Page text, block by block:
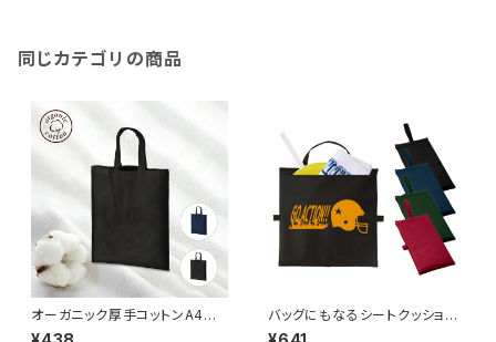
同じカテゴリの商品
オーガニック厚手コットンA4フラ
ットバッグ MG
バッグにもなるシートクッショ
ン MG